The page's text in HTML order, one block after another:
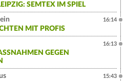
SEMTEX IM SPIEL
MIT PROFIS
16:14
GEGEN N
16:13
15:43